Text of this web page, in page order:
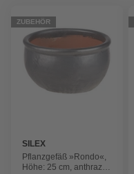
ZUBEHÖR
SILEX
Pflanzgefäß »Rondo«,
Höhe: 25 cm, anthrazit,